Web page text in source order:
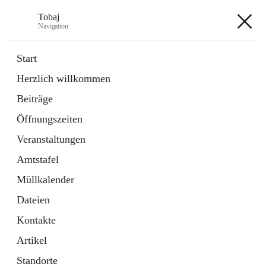
Tobaj
Navigation
Start
Herzlich willkommen
Beiträge
Öffnungszeiten
Veranstaltungen
Amtstafel
Müllkalender
Dateien
Kontakte
Artikel
Standorte
Externe Webseite
in
Tab
Formulare
2 Schnellzugriffe